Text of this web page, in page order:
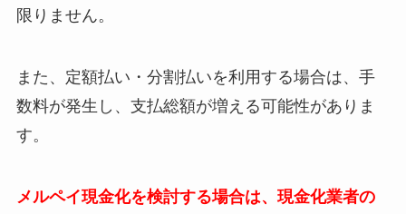
限りません。
また、定額払い・分割払いを利用する場合は、手
数料が発生し、支払総額が増える可能性がありま
す。
メルペイ現金化を検討する場合は、現金化業者の